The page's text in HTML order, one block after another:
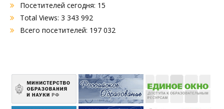
Посетителей сегодня: 15
Total Views: 3 343 992
Всего посетителей: 197 032